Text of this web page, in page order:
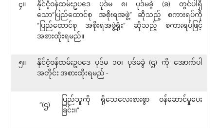
၄။
နိုင်ငံ့ဝန်ထမ်းဥပဒေ ပုဒ်မ ၈၊ ပုဒ်မခွဲ (ခ) တွင်ပါရှိ
သော“ပြည်ထောင်စု အစိုးရအဖွဲ့” ဆိုသည့် စကားရပ်ကို
“ပြည်ထောင်စု အစိုးရအဖွဲ့ရုံး” ဆိုသည့် စကားရပ်ဖြင့်
အစားထိုးရမည်။
၅။
နိုင်ငံ့ဝန်ထမ်းဥပဒေ ပုဒ်မ ၁၀၊ ပုဒ်မခွဲ (ဌ) ကို အောက်ပါ
အတိုင်း အစားထိုးရမည် -
“(ဌ)
ပြည်သူကို ရိုသေလေးစားစွာ ဝန်ဆောင်မှုပေး
ခြင်း။”